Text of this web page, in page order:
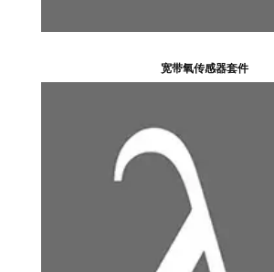
宽带氧传感器套件